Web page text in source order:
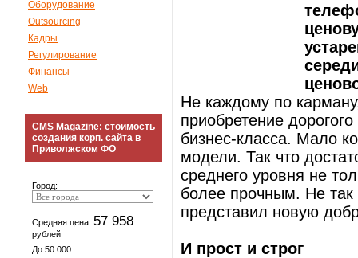
Оборудование
Outsourcing
Кадры
Регулирование
Финансы
Web
CMS Magazine: стоимость
создания корп. сайта в
Приволжском ФО
Город:
Средняя цена: 57 958
рублей
До 50 000
Не каждому по
приобретение
бизнес-класса. Мало
модели. Так что
среднего уровня не
более прочным. Не
представил новую
И прост и строг